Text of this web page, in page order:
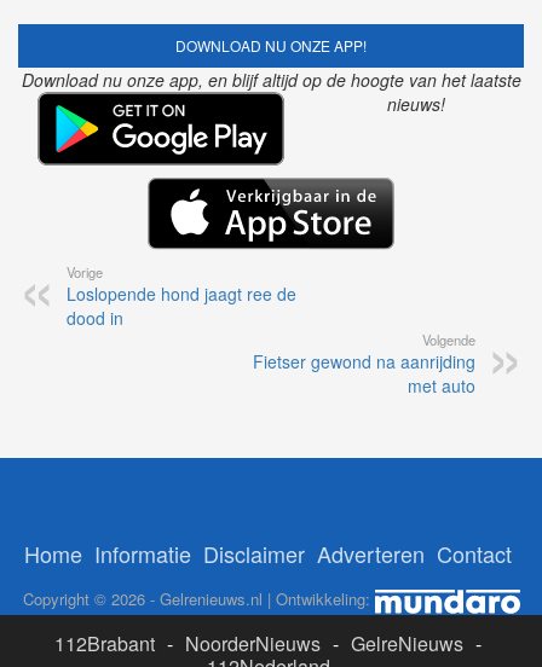
DOWNLOAD NU ONZE APP!
Download nu onze app, en blijf altijd op de hoogte van het laatste
nieuws!
Vorige
Loslopende hond jaagt ree de
dood in
Volgende
Fietser gewond na aanrijding
met auto
Home Informatie Disclaimer Adverteren Contact
Copyright © 2026 - Gelrenieuws.nl | Ontwikkeling:
112Brabant - NoorderNieuws - GelreNieuws -